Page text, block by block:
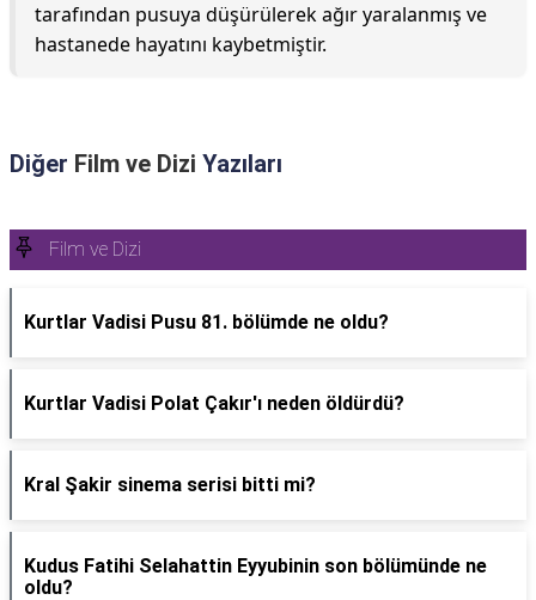
tarafından pusuya düşürülerek ağır yaralanmış ve
hastanede hayatını kaybetmiştir.
Diğer Film ve Dizi Yazıları
Film ve Dizi
Kurtlar Vadisi Pusu 81. bölümde ne oldu?
Kurtlar Vadisi Polat Çakır'ı neden öldürdü?
Kral Şakir sinema serisi bitti mi?
Kudus Fatihi Selahattin Eyyubinin son bölümünde ne
oldu?